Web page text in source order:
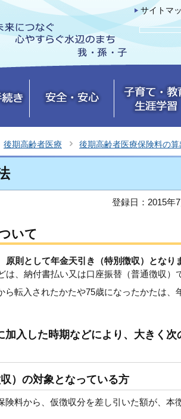
サイトマ
後期高齢者医療 後期高齢者医療保険料の
登録日：2015年
いて
原則として年金天引き（特別徴収）となり
は、納付書払い又は口座振替（普通徴収）
ら転入されたかたや75歳になったかたは、
加入した時期などにより、大きく
）の対象となっている方
険料から、仮徴収分を差し引いた額が、本